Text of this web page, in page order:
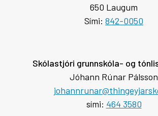
650 Laugum
Sími: 842-0050
Skólastjóri grunnskóla- og
Jóhann Rúnar Pálsson
sími: 464 3580